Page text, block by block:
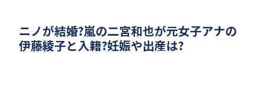
ニノが結婚?嵐の二宮和也が元女子アナの
伊藤綾子と入籍?妊娠や出産は?